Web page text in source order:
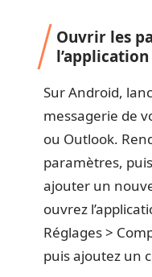
Ouvrir les
Sur Android,
messagerie de
ou Outlook.
paramètres,
ajouter un
ouvrez
Réglages >
puis ajoutez un